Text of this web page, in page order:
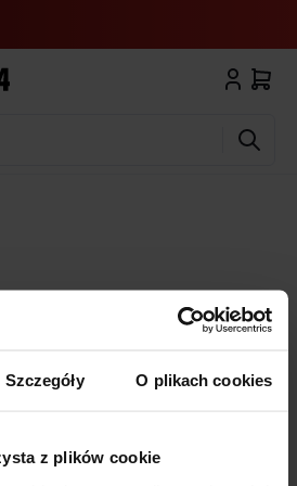
Szczegóły O plikach cookies
z plików cookie